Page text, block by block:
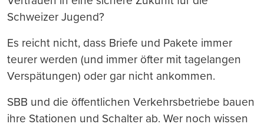
Schweizer Jugend?
Es reicht nicht, dass Briefe und Pakete immer
teurer werden (und immer öfter mit tagelangen
Verspätungen) oder gar nicht ankommen.
SBB und die öffentlichen Verkehrsbetriebe bauen
ihre Stationen und Schalter ab. Wer noch wissen